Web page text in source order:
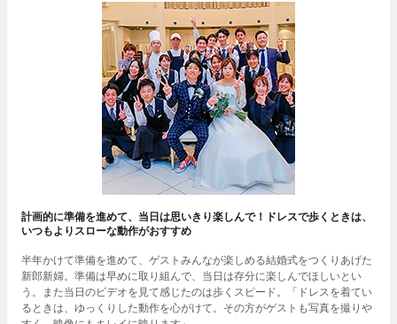
計画的に準備を進めて、当日は思いきり楽しんで！ドレスで歩くときは、
いつもよりスローな動作がおすすめ
半年かけて準備を進めて、ゲストみんなが楽しめる結婚式をつくりあげた
新郎新婦。準備は早めに取り組んで、当日は存分に楽しんでほしいとい
う。また当日のビデオを見て感じたのは歩くスピード。「ドレスを着てい
るときは、ゆっくりした動作を心がけて。その方がゲストも写真を撮りや